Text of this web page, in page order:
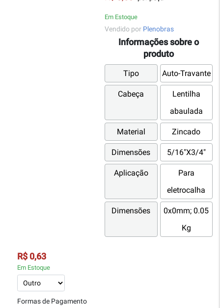
Em Estoque
Vendido por Plenobras
Informações sobre o
produto
Tipo Auto-Travante
Cabeça
Lentilha
abaulada
Material Zincado
Dimensões 5/16"X3/4"
Aplicação
Para
eletrocalha
Dimensões
0x0mm; 0.05
Kg
R$ 0,63
Em Estoque
Formas de Pagamento